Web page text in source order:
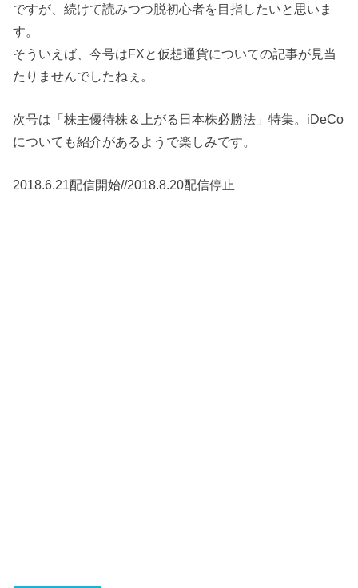
ですが、続けて読みつつ脱初心者を目指したいと思いま
す。
そういえば、今号はFXと仮想通貨についての記事が見当
たりませんでしたねぇ。
次号は「株主優待株＆上がる日本株必勝法」特集。iDeCo
についても紹介があるようで楽しみです。
2018.6.21配信開始//2018.8.20配信停止